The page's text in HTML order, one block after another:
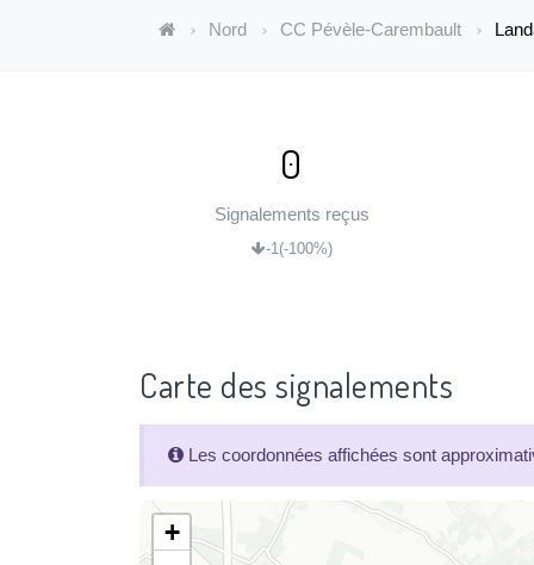
Nord CC Pévèle-Carembault
0
Signalements reçus
-1(-100%)
Carte des signalements
Les coordonnées affichées sont
+